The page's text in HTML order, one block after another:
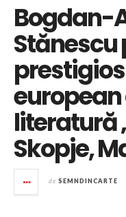
Bogdan-
european
literatură
Skopje,
de SEMNDINCARTE